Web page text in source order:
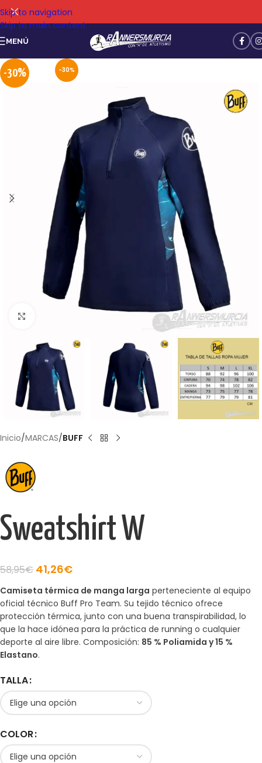
Skip to navigation
Skip to main content
MENÚ
-30%
-30%
Inicio MARCAS BUFF
Sweatshirt W
58,95€ 41,26€
Camiseta térmica de manga larga perteneciente al equipo
oficial técnico Buff Pro Team. Su tejido técnico ofrece
protección térmica, junto con una buena transpirabilidad, lo
que la hace idónea para la práctica de running o cualquier
deporte al aire libre. Composición: 85 % Poliamida y 15 %
Elastano.
TALLA
COLOR